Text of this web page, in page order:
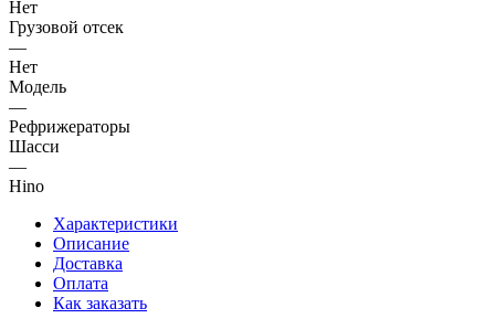
Нет
Грузовой отсек
—
Нет
Модель
—
Рефрижераторы
Шасси
—
Hino
Характеристики
Описание
Доставка
Оплата
Как заказать